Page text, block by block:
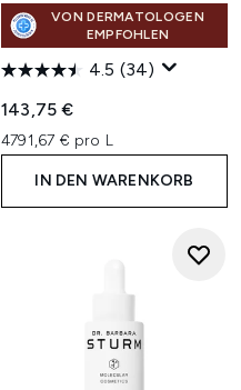
VON DERMATOLOGEN
EMPFOHLEN
4.5 (34)
143,75 €
4791,67 € pro L
IN DEN WARENKORB